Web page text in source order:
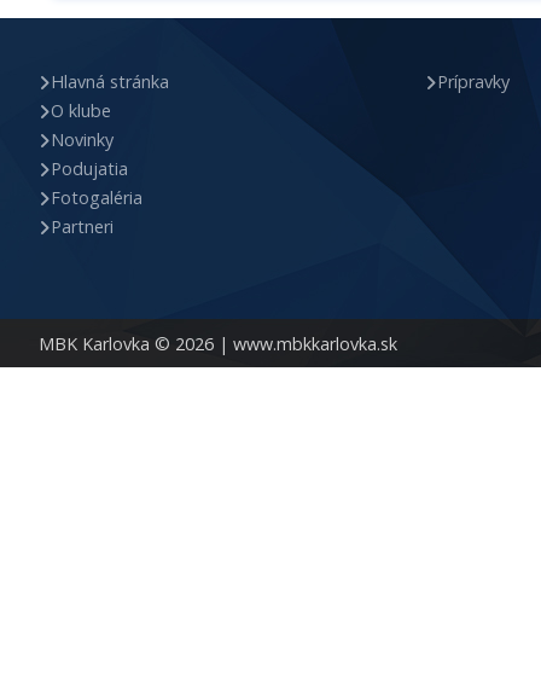
MBK Karlovka © 2026 | www.mbkkarlovka.sk
Hlavná stránka
O klube
Novinky
Podujatia
Fotogaléria
Partneri
Prípravky